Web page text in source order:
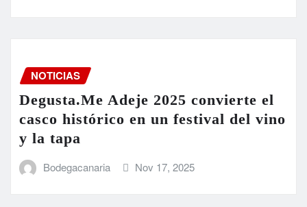
NOTICIAS
Degusta.Me Adeje 2025 convierte el
casco histórico en un festival del vino
y la tapa
Bodegacanaria Nov 17, 2025